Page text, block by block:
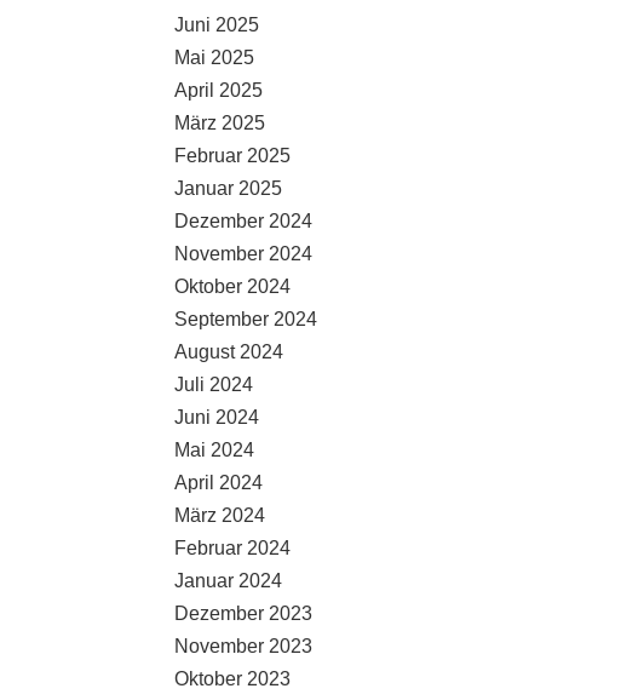
Juni 2025
Mai 2025
April 2025
März 2025
Februar 2025
Januar 2025
Dezember 2024
November 2024
Oktober 2024
September 2024
August 2024
Juli 2024
Juni 2024
Mai 2024
April 2024
März 2024
Februar 2024
Januar 2024
Dezember 2023
November 2023
Oktober 2023